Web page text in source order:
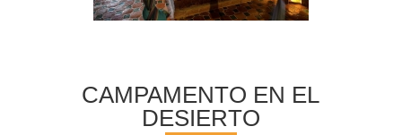
CAMPAMENTO EN EL
DESIERTO